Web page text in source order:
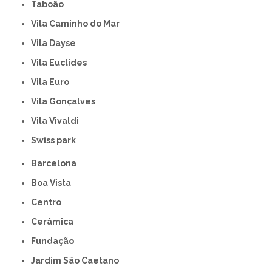
Taboão
Vila Caminho do Mar
Vila Dayse
Vila Euclides
Vila Euro
Vila Gonçalves
Vila Vivaldi
swiss park
Barcelona
Boa Vista
Centro
Cerâmica
Fundação
Jardim São Caetano